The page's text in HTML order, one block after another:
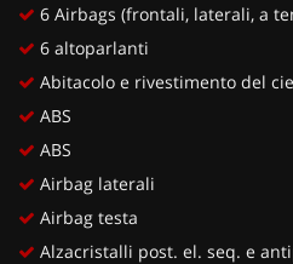
6 Airbags (frontali, laterali, a
6 altoparlanti
Abitacolo e rivestimento del
ABS
ABS
Airbag laterali
Airbag testa
Alzacristalli post. el. seq. e